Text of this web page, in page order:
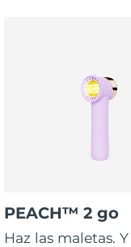
PEACH™ 2 go
Haz las maletas.